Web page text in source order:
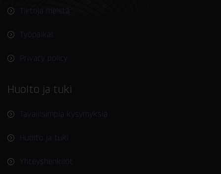
Tietoja meistä
Työpaikat
Huolto ja tuki
Tavallisimpia kysymyksiä
Huolto ja tuki
Yhteyshenkilöt